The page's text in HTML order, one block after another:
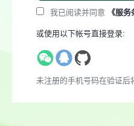
我已阅读并同意 《服务
或使用以下帐号直接登录:
未注册的手机号码在验证后